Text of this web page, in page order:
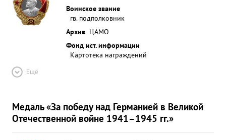
Воинское звание
гв. подполковник
Архив ЦАМО
Фонд ист. информации
Картотека награждений
Ещё
Медаль «За победу над Германией в Великой
Отечественной войне 1941–1945 гг.»